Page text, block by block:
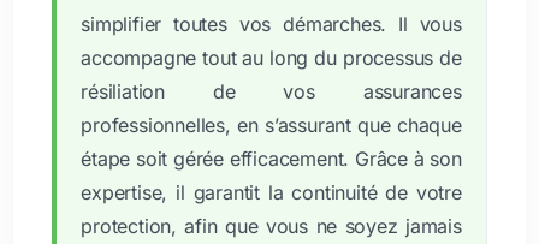
simplifier toutes vos démarches. Il vous
accompagne tout au long du processus de
résiliation de vos assurances
professionnelles, en s’assurant que chaque
étape soit gérée efficacement. Grâce à son
expertise, il garantit la continuité de votre
protection, afin que vous ne soyez jamais